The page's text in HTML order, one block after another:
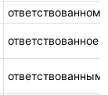
ответствованному
ответствованное
ответствованным